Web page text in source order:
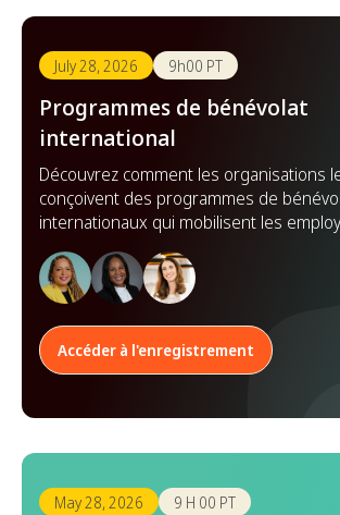
July 28, 2026 9h00 PT
Programmes de bénévolat
international
Découvrez comment les organisations
conçoivent des programmes de
internationaux qui mobilisent les
des frontières, renforcent les
démultiplient leur impact à l'échelle
Accéder à l'enregistrement
May 28, 2026 9 H 00 PT